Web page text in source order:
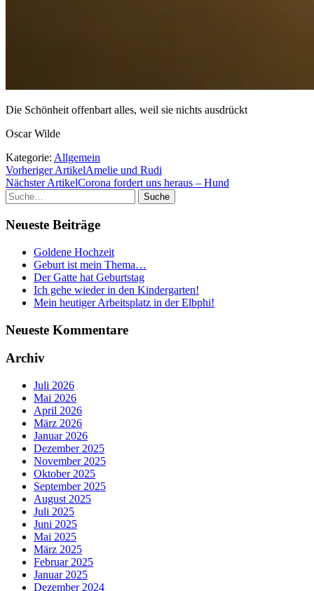
Die Schönheit offenbart alles, weil sie nichts ausdrückt
Oscar Wilde
Kategorie: Allgemein
Vorheriger ArtikelAmelie und Rudi
Nächster ArtikelCorona fordert uns heraus – Hund
Suche
Neueste Beiträge
Goldene Hochzeit
Geburt ist mein Thema…
Der Gatte hat Geburtstag
Ich gehe wieder in den Kindergarten!
Mein heutiger Arbeitsplatz in der Elbphi!
Neueste Kommentare
Archiv
Juli 2026
Mai 2026
April 2026
März 2026
Januar 2026
Dezember 2025
November 2025
Oktober 2025
September 2025
August 2025
Juli 2025
Juni 2025
Mai 2025
März 2025
Februar 2025
Januar 2025
Dezember 2024